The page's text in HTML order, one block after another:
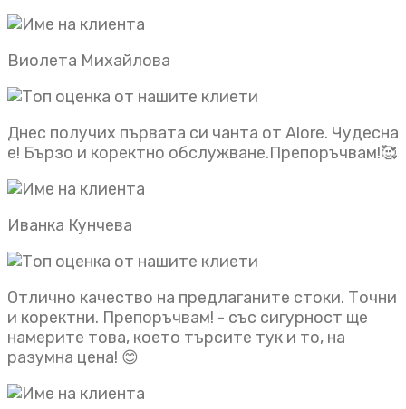
Виолета Михайлова
Днес получих първата си чанта от Alore. Чудесна
е! Бързо и коректно обслужване.Препоръчвам!🥰
Иванка Кунчева
Отлично качество на предлаганите стоки. Точни
и коректни. Препоръчвам! - със сигурност ще
намерите това, което търсите тук и то, на
разумна цена! 😊